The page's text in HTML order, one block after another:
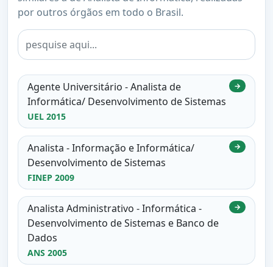
por outros órgãos em todo o Brasil.
Agente Universitário - Analista de
Informática/ Desenvolvimento de Sistemas
UEL 2015
→
Analista - Informação e Informática/
Desenvolvimento de Sistemas
FINEP 2009
→
Analista Administrativo - Informática -
Desenvolvimento de Sistemas e Banco de
Dados
ANS 2005
→